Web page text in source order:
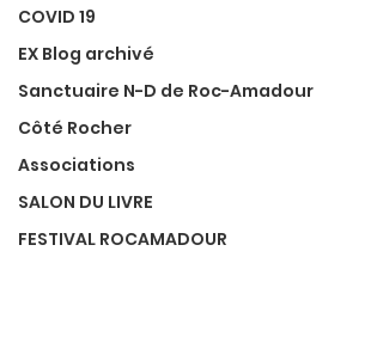
COVID 19
EX Blog archivé
Sanctuaire N-D de Roc-Amadour
Côté Rocher
Associations
SALON DU LIVRE
FESTIVAL ROCAMADOUR